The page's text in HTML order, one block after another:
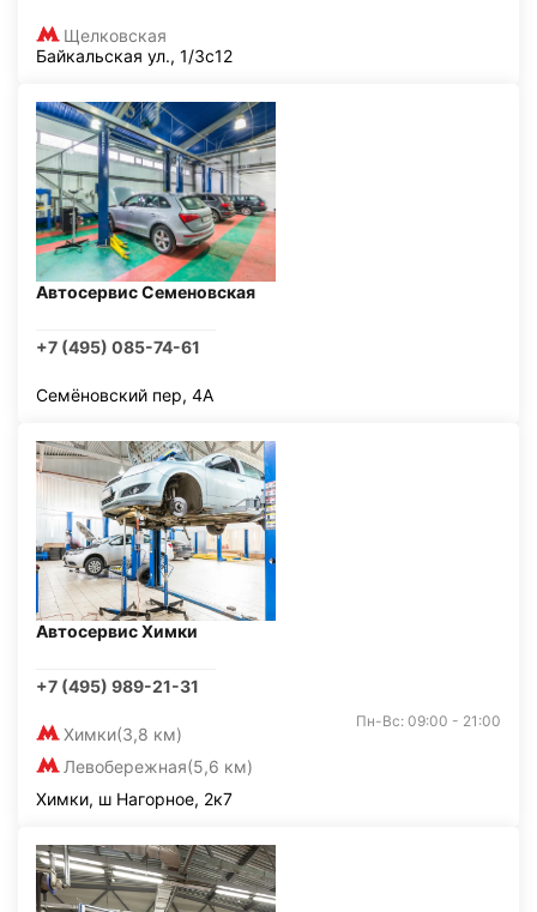
Щелковская
Байкальская ул., 1/3с12
Автосервис Семеновская
+7 (495) 085-74-61
Семёновский пер, 4А
Автосервис Химки
+7 (495) 989-21-31
Химки(3,8 км)
Левобережная(5,6 км)
Пн-Вс: 09:00 - 21:00
Химки, ш Нагорное, 2к7